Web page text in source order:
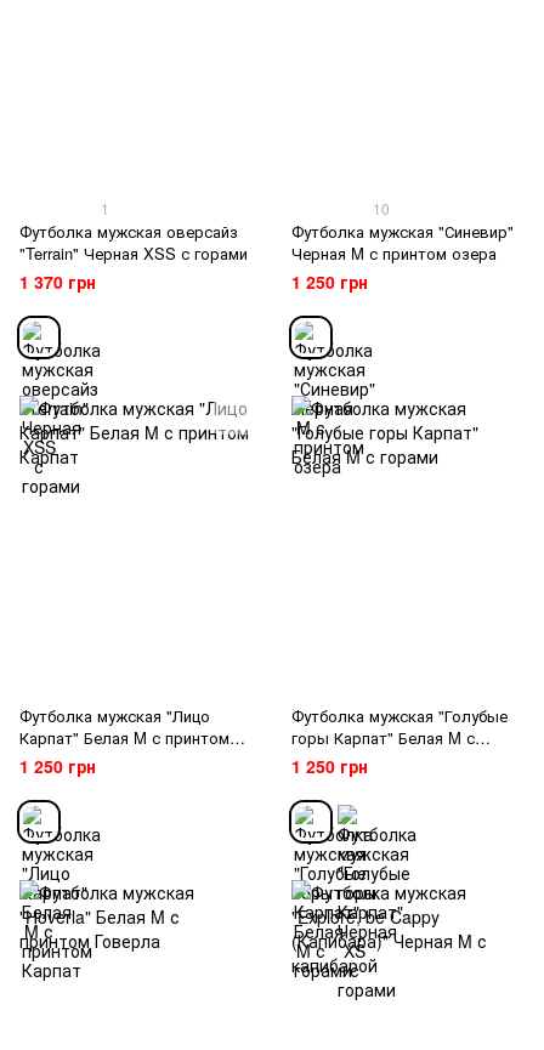
1
Футболка мужская оверсайз
"Terrain" Черная XSS с горами
1 370 грн
10
Футболка мужская "Синевир"
Черная M с принтом озера
1 250 грн
Футболка мужская "Лицо
Карпат" Белая M с принтом
Карпат
1 250 грн
Футболка мужская "Голубые
горы Карпат" Белая M с
горами
1 250 грн